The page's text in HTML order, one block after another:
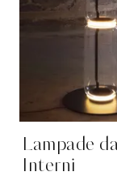
Lampade
Interni